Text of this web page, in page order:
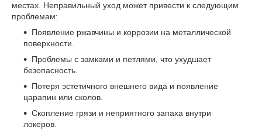
местах. Неправильный уход может привести к следующим
проблемам:
Появление ржавчины и коррозии на металлической
поверхности.
Проблемы с замками и петлями, что ухудшает
безопасность.
Потеря эстетичного внешнего вида и появление
царапин или сколов.
Скопление грязи и неприятного запаха внутри
локеров.